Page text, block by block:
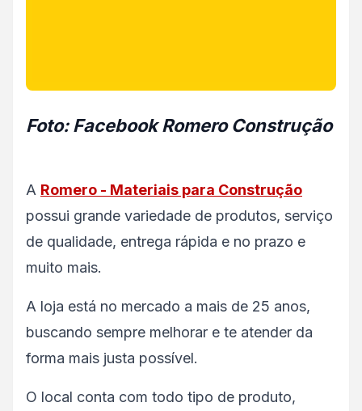
Foto: Facebook Romero Construção
A Romero - Materiais para Construção
possui grande variedade de produtos, serviço
de qualidade, entrega rápida e no prazo e
muito mais.
A loja está no mercado a mais de 25 anos,
buscando sempre melhorar e te atender da
forma mais justa possível.
O local conta com todo tipo de produto,